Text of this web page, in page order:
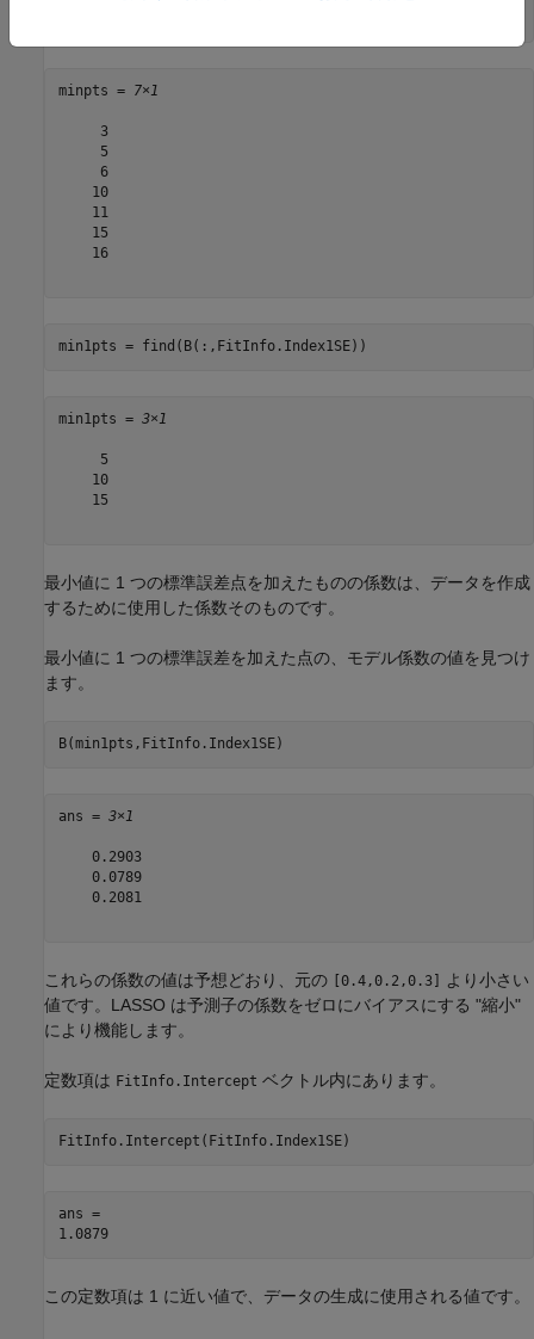
minpts = 7×1
     3
     5
     6
    10
    11
    15
    16
min1pts = find(B(:,FitInfo.Index1SE))
min1pts = 3×1
     5
    10
    15
最小値に 1 つの標準誤差点を加えたものの係数は、データを作成
するために使用した係数そのものです。
最小値に 1 つの標準誤差を加えた点の、モデル係数の値を見つけ
ます。
B(min1pts,FitInfo.Index1SE)
ans = 3×1
    0.2903
    0.0789
    0.2081
これらの係数の値は予想どおり、元の [0.4,0.2,0.3]
より小さい
値です。LASSO は予測子の係数をゼロにバイアスにする "縮小"
により機能します。
定数項は FitInfo.Intercept ベクトル内にあります。
FitInfo.Intercept(FitInfo.Index1SE)
ans =
1.0879
この定数項は 1 に近い値で、データの生成に使用される値です。